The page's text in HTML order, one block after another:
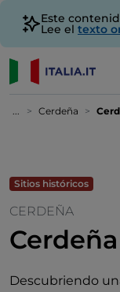
Este
Lee el texto
... Cerdeña
Sitios históricos
CERDEÑA
Descubriendo